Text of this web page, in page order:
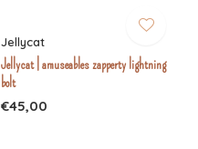
Jellycat
Jellycat | amuseables zapperty lightning
bolt
€45,00